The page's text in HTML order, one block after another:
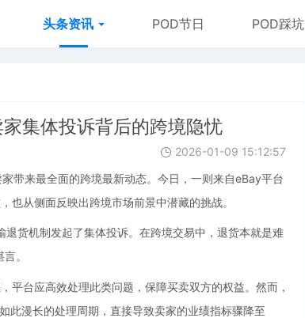
头条资讯 POD节日 POD踩坑
集体投诉背后的跨境隐忧
2026-01-09 15:12:57
带来最全面的跨境最新动态。今日，一则来自eBay平台
也从侧面反映出跨境市场前景中潜藏的挑战。
货机制发起了集体投诉。在跨境交易中，退货本就是难
。
平台应高效处理此类问题，保障买卖双方的权益。然而，
此漫长的处理周期，直接导致卖家的业绩指标骤降至